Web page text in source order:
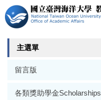
跳
到
主
要
主選單
留言版
各類獎助學金Scholarships